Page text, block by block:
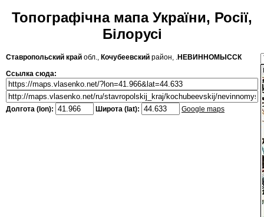
Топографічна мапа України, Росії,
Білорусі
Ставропольский край обл., Кочубеевский район, .НЕВИННОМЫССК
Ссылка сюда:
Долгота (lon): Широта (lat): Google maps